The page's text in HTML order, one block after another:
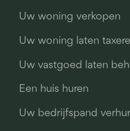
Uw woning verkopen
Uw woning laten
Uw vastgoed laten
Een huis huren
Uw bedrijfspand